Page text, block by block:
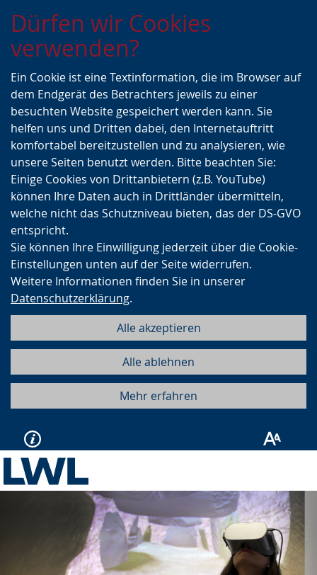
Zur
Hauptnavigation
Zur
Seitennavigation
Zum
Inhalt
Dürfen wir Cookies
verwenden?
Ein Cookie ist eine Textinformation, die im Browser auf
dem Endgerät des Betrachters jeweils zu einer
besuchten Website gespeichert werden kann. Sie
helfen uns und Dritten dabei, den Internetauftritt
komfortabel bereitzustellen und zu analysieren, wie
unsere Seiten benutzt werden. Bitte beachten Sie:
Einige Cookies von Drittanbietern (z.B. YouTube)
können Ihre Daten auch in Drittländer übermitteln,
welche nicht das Schutzniveau bieten, das der DS-GVO
entspricht.
Sie können Ihre Einwilligung jederzeit über die Cookie-
Einstellungen unten auf der Seite widerrufen.
Weitere Informationen finden Sie in unserer
Datenschutzerklärung.
Alle akzeptieren
Alle ablehnen
Mehr erfahren
Vorherige